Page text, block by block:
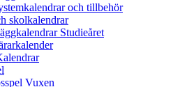
och tillbehör
skolkalendrar
Studieåret
Vuxen